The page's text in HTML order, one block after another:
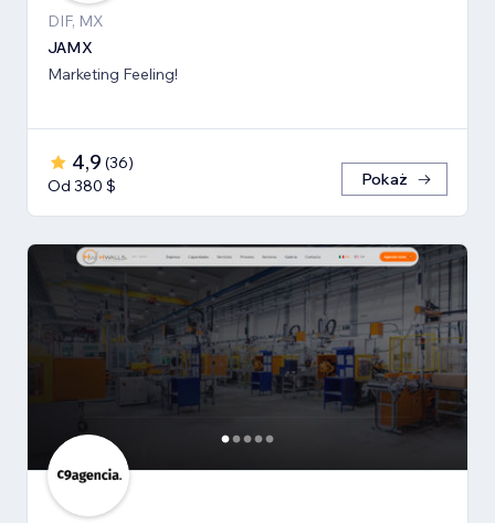
DIF, MX
JAMX
Marketing Feeling!
4,9 (36)
Od 380 $
Pokaż